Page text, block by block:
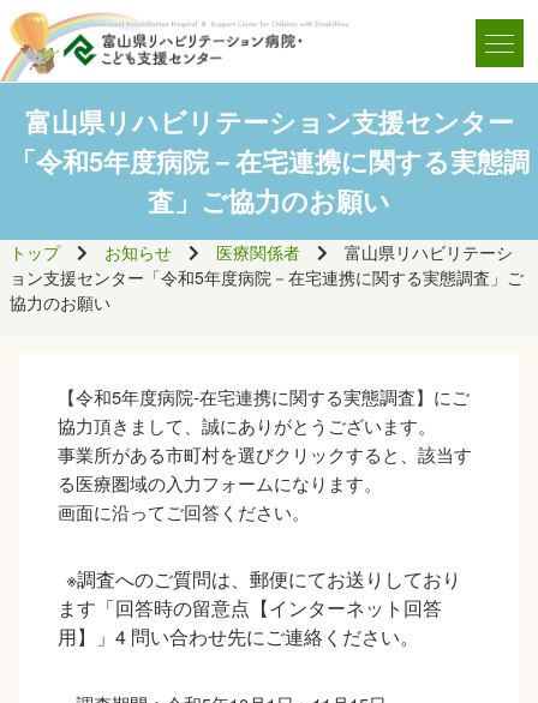
富山県リハビリテーション支援センター
「令和5年度病院－在宅連携に関する実態調
査」ご協力のお願い
トップ お知らせ 医療関係者
富山県リハビリテーシ
ョン支援センター「令和5年度病院－在宅連携に関する実態調査」ご
協力のお願い
【令和5年度病院-在宅連携に関する実態調査】にご
協力頂きまして、誠にありがとうございます。
事業所がある市町村を選びクリックすると、該当す
る医療圏域の入力フォームになります。
画面に沿ってご回答ください。
※調査へのご質問は、郵便にてお送りしており
ます「回答時の留意点【インターネット回答
用】」 4 問い合わせ先にご連絡ください。